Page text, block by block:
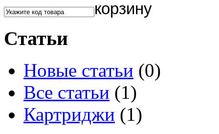
Статьи
Новые статьи (0)
Все статьи (1)
Картриджи (1)